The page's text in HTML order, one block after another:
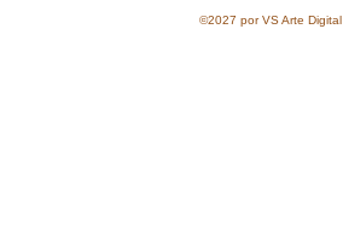
©2027 por VS Arte Digital